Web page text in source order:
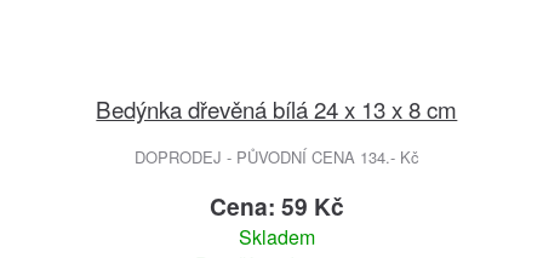
Bedýnka dřevěná bílá 24 x 13 x 8 cm
DOPRODEJ - PŮVODNÍ CENA 134.- Kč
Cena: 59 Kč
Skladem